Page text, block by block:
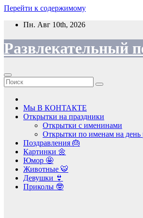
Перейти к содержимому
Пн. Авг 10th, 2026
Развлекательный
Мы В КОНТАКТЕ
Открытки на праздники
Открытки с именинами
Открытки по именам на день
Поздравления 🎂
Картинки 🌼
Юмор 🤩
Животные 🐯
Девушки 👙
Приколы 🤓